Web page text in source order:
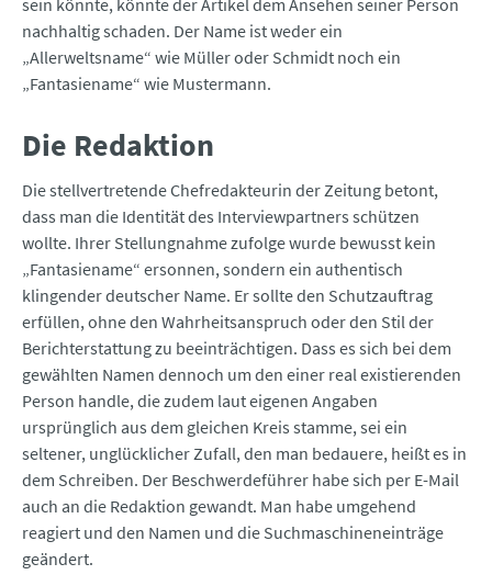
sein könnte, könnte der Artikel dem Ansehen seiner Person
nachhaltig schaden. Der Name ist weder ein
„Allerweltsname“ wie Müller oder Schmidt noch ein
„Fantasiename“ wie Mustermann.
Die Redaktion
Die stellvertretende Chefredakteurin der Zeitung betont,
dass man die Identität des Interviewpartners schützen
wollte. Ihrer Stellungnahme zufolge wurde bewusst kein
„Fantasiename“ ersonnen, sondern ein authentisch
klingender deutscher Name. Er sollte den Schutzauftrag
erfüllen, ohne den Wahrheitsanspruch oder den Stil der
Berichterstattung zu beeinträchtigen. Dass es sich bei dem
gewählten Namen dennoch um den einer real existierenden
Person handle, die zudem laut eigenen Angaben
ursprünglich aus dem gleichen Kreis stamme, sei ein
seltener, unglücklicher Zufall, den man bedauere, heißt es in
dem Schreiben. Der Beschwerdeführer habe sich per E-Mail
auch an die Redaktion gewandt. Man habe umgehend
reagiert und den Namen und die Suchmaschineneinträge
geändert.